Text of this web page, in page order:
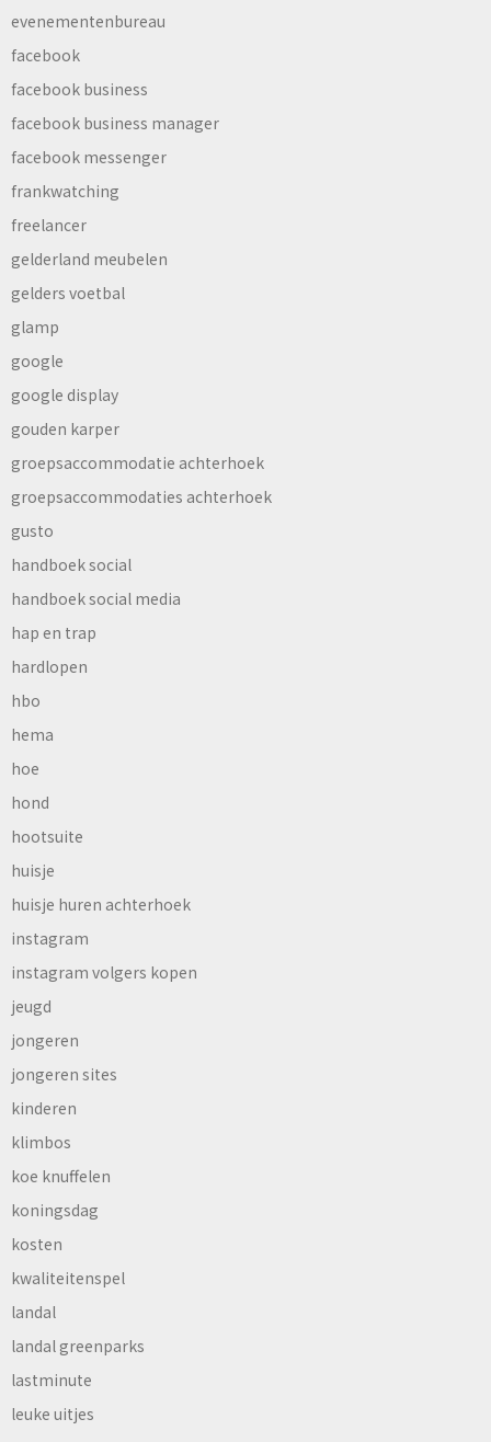
evenementenbureau
facebook
facebook business
facebook business manager
facebook messenger
frankwatching
freelancer
gelderland meubelen
gelders voetbal
glamp
google
google display
gouden karper
groepsaccommodatie achterhoek
groepsaccommodaties achterhoek
gusto
handboek social
handboek social media
hap en trap
hardlopen
hbo
hema
hoe
hond
hootsuite
huisje
huisje huren achterhoek
instagram
instagram volgers kopen
jeugd
jongeren
jongeren sites
kinderen
klimbos
koe knuffelen
koningsdag
kosten
kwaliteitenspel
landal
landal greenparks
lastminute
leuke uitjes